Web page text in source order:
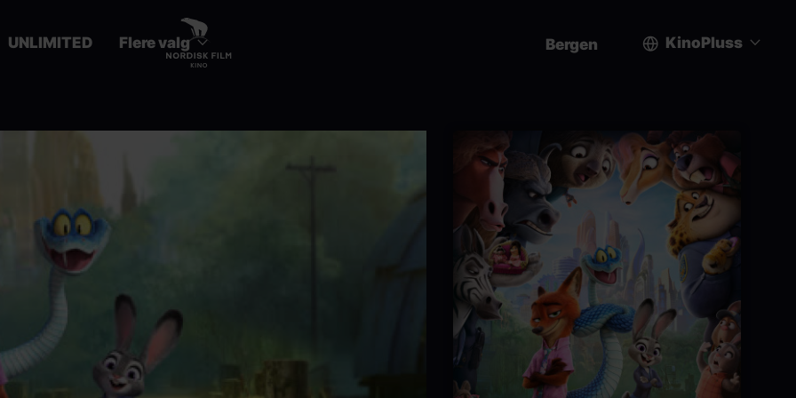
UNLIMITED Flere valg Bergen
account
menu
KinoPluss